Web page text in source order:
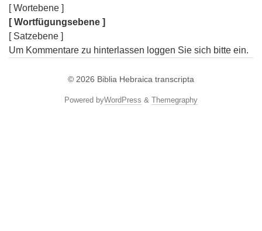
[ Wortebene ]
[ Wortfügungsebene ]
[ Satzebene ]
Um Kommentare zu hinterlassen loggen Sie sich bitte ein.
© 2026 Biblia Hebraica transcripta
Powered byWordPress & Themegraphy